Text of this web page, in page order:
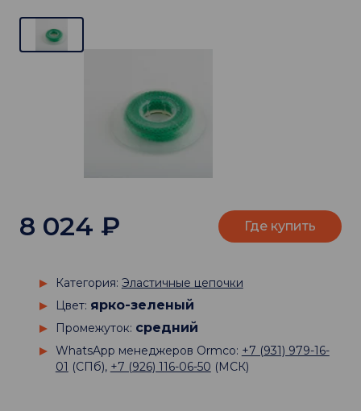
Категория: Эластичные цепочки
Цвет: ярко-зеленый
Промежуток: средний
WhatsApp менеджеров Ormco: +7 (931) 979-16-
01 (СПб), +7 (926) 116-06-50 (МСК)
8 024 ₽ Где купить